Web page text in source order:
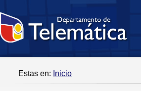
Estas en: Inicio